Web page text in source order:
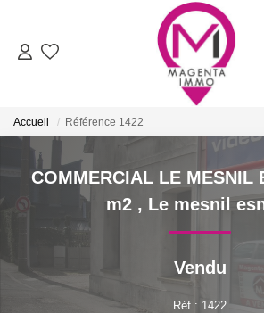
ACHETER
FAIRE ESTIMER/
NOTRE AGENCE
Accueil Référence 1422
COMMERCIAL LE MESNIL
m2 , Le mesnil
Vendu
Réf : 1422